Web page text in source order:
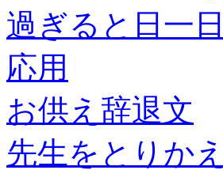
過ぎると日一
応用
お供え辞退文
先生をとりか